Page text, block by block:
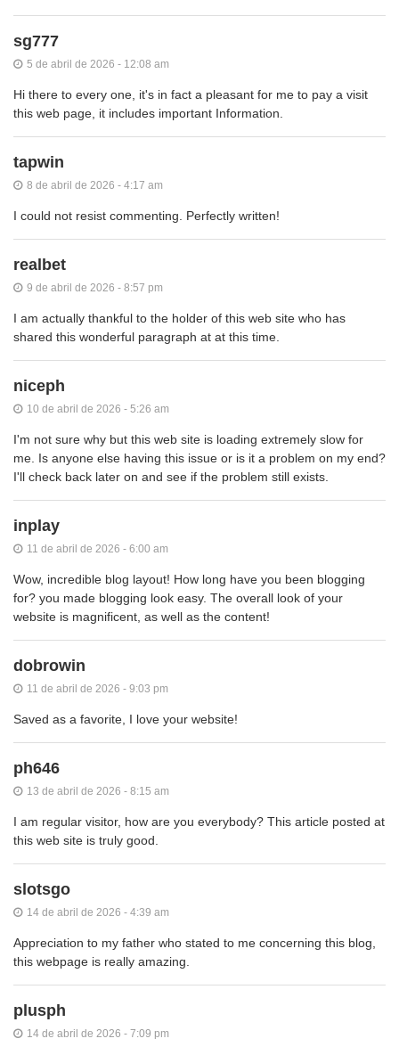
sg777
5 de abril de 2026 - 12:08 am
Hi there to every one, it's in fact a pleasant for me to pay a visit
this web page, it includes important Information.
tapwin
8 de abril de 2026 - 4:17 am
I could not resist commenting. Perfectly written!
realbet
9 de abril de 2026 - 8:57 pm
I am actually thankful to the holder of this web site who has
shared this wonderful paragraph at at this time.
niceph
10 de abril de 2026 - 5:26 am
I'm not sure why but this web site is loading extremely slow for
me. Is anyone else having this issue or is it a problem on my end?
I'll check back later on and see if the problem still exists.
inplay
11 de abril de 2026 - 6:00 am
Wow, incredible blog layout! How long have you been blogging
for? you made blogging look easy. The overall look of your
website is magnificent, as well as the content!
dobrowin
11 de abril de 2026 - 9:03 pm
Saved as a favorite, I love your website!
ph646
13 de abril de 2026 - 8:15 am
I am regular visitor, how are you everybody? This article posted at
this web site is truly good.
slotsgo
14 de abril de 2026 - 4:39 am
Appreciation to my father who stated to me concerning this blog,
this webpage is really amazing.
plusph
14 de abril de 2026 - 7:09 pm